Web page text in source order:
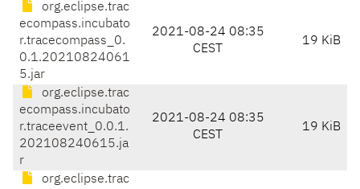
org.eclipse.trac
ecompass.incubato
r.tracecompass_0.
0.1.20210824061
5.jar
2021-08-24 08:35
CEST
19 KiB
org.eclipse.trac
ecompass.incubato
r.traceevent_0.0.1.
202108240615.ja
r
2021-08-24 08:35
CEST
19 KiB
org.eclipse.trac